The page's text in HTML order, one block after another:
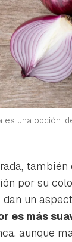
es una opción
también
por su
un
es más
aunque